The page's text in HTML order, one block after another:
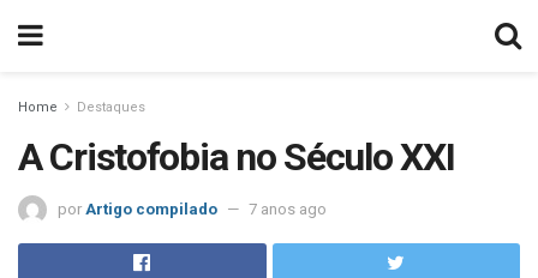
Home Destaques
A Cristofobia no Século XXI
por Artigo compilado 7 anos ago